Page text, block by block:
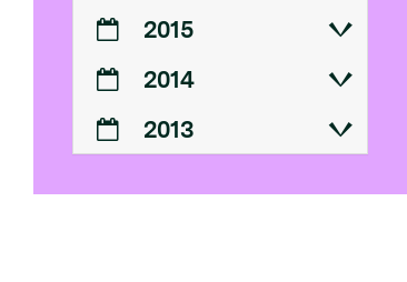
2015
2014
2013